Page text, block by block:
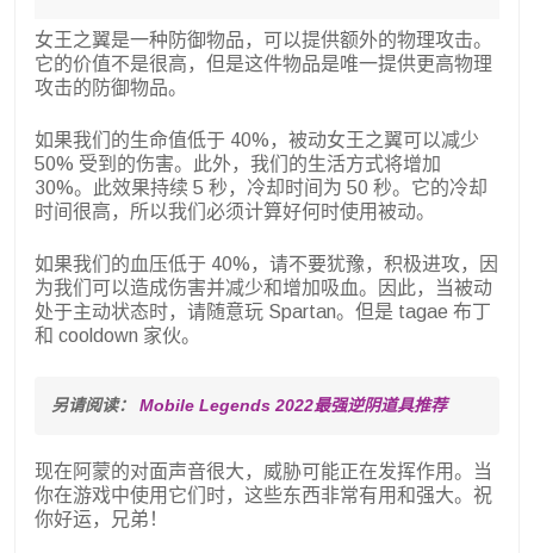
女王之翼是一种防御物品，可以提供额外的物理攻击。
它的价值不是很高，但是这件物品是唯一提供更高物理
攻击的防御物品。
如果我们的生命值低于 40%，被动女王之翼可以减少
50% 受到的伤害。此外，我们的生活方式将增加
30%。此效果持续 5 秒，冷却时间为 50 秒。它的冷却
时间很高，所以我们必须计算好何时使用被动。
如果我们的血压低于 40%，请不要犹豫，积极进攻，因
为我们可以造成伤害并减少和增加吸血。因此，当被动
处于主动状态时，请随意玩 Spartan。但是 tagae 布丁
和 cooldown 家伙。
另请阅读： Mobile Legends 2022最强逆阴道具推荐
现在阿蒙的对面声音很大，威胁可能正在发挥作用。当
你在游戏中使用它们时，这些东西非常有用和强大。祝
你好运，兄弟！